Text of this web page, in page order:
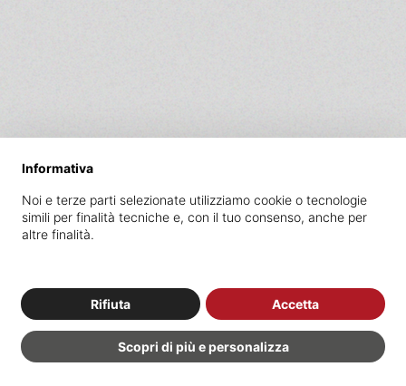
17
MAY
Informativa
Noi e terze parti selezionate utilizziamo cookie o tecnologie
simili per finalità tecniche e, con il tuo consenso, anche per
altre finalità.
Scopri di più e personalizza
Rifiuta Accetta